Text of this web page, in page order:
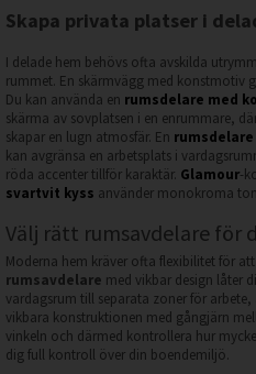
Skapa privata platser i
I delade hem behövs ofta avskilda
rummet. En skärmvägg med konstmotiv
Du kan använda en rumsdelare med
skärma av sovplatsen i en enrummare,
skapar en lugn atmosfär. En
kan avgränsa en arbetsplats i
röda accenter tillför karaktär. Glamour-
svartvit kyss använder monokroma
Välj rätt rumsavdelare för
Moderna hem kräver ofta flexibilitet för
rumsavdelare med vikbar design låter
vardagsrum till separata zoner för
vikbara konstruktionen med gångjärn
vinkeln och därmed kontrollera hur
dig full kontroll över din boendemiljö.